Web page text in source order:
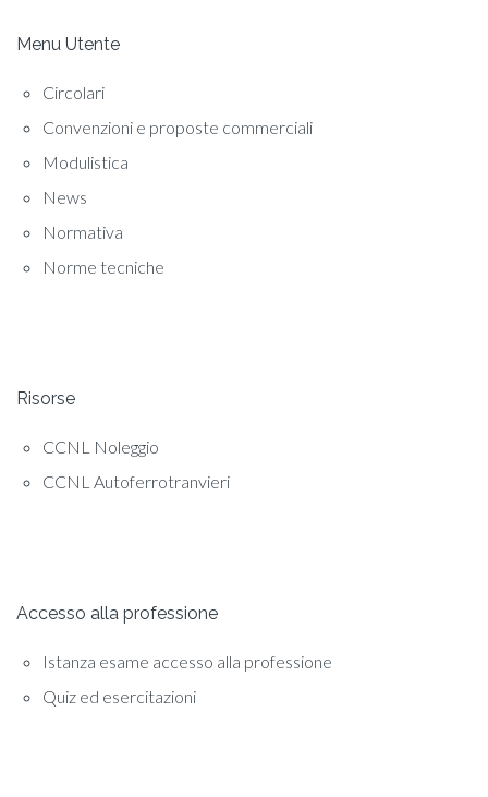
Menu Utente
Circolari
Convenzioni e proposte commerciali
Modulistica
News
Normativa
Norme tecniche
Risorse
CCNL Noleggio
CCNL Autoferrotranvieri
Accesso alla professione
Istanza esame accesso alla professione
Quiz ed esercitazioni